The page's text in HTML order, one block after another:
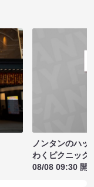
ノンタンのハッ
わくピクニック
08/08 09:30 開